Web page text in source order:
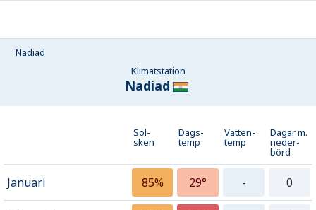
Nadiad
Klimatstation
Nadiad
Sol-
sken
Dags-
temp
Vatten-
temp
Dagar m.
neder­
börd
Januari 85% 29° - 0